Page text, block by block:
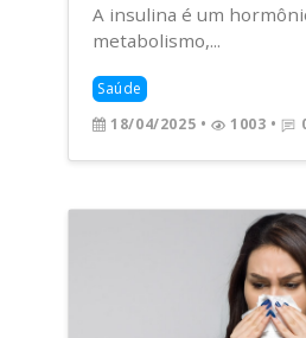
A insulina é um
metabolismo,...
Saúde
18/04/2025 • 1003 •